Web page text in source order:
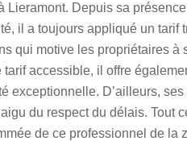
Lieramont. Depuis sa
il a toujours appliqué un tarif
qui motive les propriétaires à
tarif accessible, il offre
exceptionnelle. D’ailleurs,
du respect du délais. Tout
de ce professionnel de la